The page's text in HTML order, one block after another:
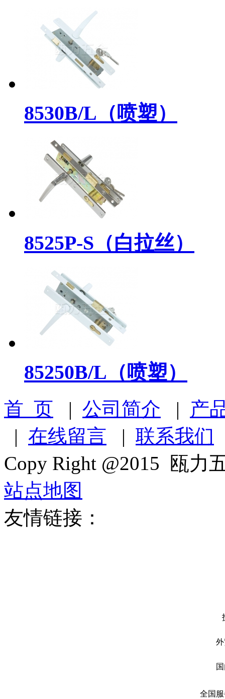
8530B/L（喷塑）
8525P-S（白拉丝）
85250B/L（喷塑）
首 页 | 公司简介 | 产
| 在线留言 | 联系我们
Copy Right @2015 瓯力
站点地图
友情链接：
全国